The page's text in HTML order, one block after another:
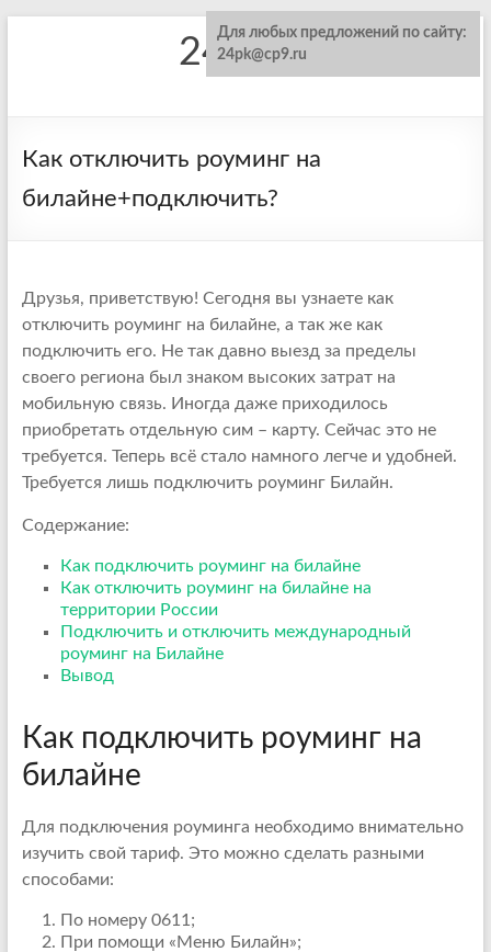
24pk.ru
Как отключить роуминг на
билайне+подключить?
Друзья, приветствую! Сегодня вы узнаете как
отключить роуминг на билайне, а так же как
подключить его. Не так давно выезд за пределы
своего региона был знаком высоких затрат на
мобильную связь. Иногда даже приходилось
приобретать отдельную сим – карту. Сейчас это не
требуется. Теперь всё стало намного легче и удобней.
Требуется лишь подключить роуминг Билайн.
Содержание:
Как подключить роуминг на билайне
Как отключить роуминг на билайне на
территории России
Подключить и отключить международный
роуминг на Билайне
Вывод
Как подключить роуминг на
билайне
Для подключения роуминга необходимо внимательно
изучить свой тариф. Это можно сделать разными
способами:
По номеру 0611;
При помощи «Меню Билайн»;
Для любых предложений по сайту:
24pk@cp9.ru